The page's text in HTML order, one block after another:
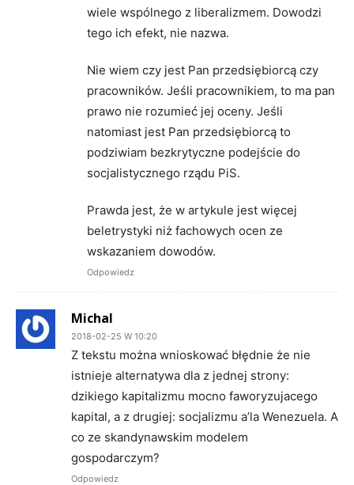
wiele wspólnego z liberalizmem. Dowodzi
tego ich efekt, nie nazwa.
Nie wiem czy jest Pan przedsiębiorcą czy
pracowników. Jeśli pracownikiem, to ma pan
prawo nie rozumieć jej oceny. Jeśli
natomiast jest Pan przedsiębiorcą to
podziwiam bezkrytyczne podejście do
socjalistycznego rządu PiS.
Prawda jest, że w artykule jest więcej
beletrystyki niż fachowych ocen ze
wskazaniem dowodów.
Odpowiedz
Michal
2018-02-25 W 10:20
Z tekstu można wnioskować błędnie że nie
istnieje alternatywa dla z jednej strony:
dzikiego kapitalizmu mocno faworyzujacego
kapital, a z drugiej: socjalizmu a’la Wenezuela. A
co ze skandynawskim modelem
gospodarczym?
Odpowiedz